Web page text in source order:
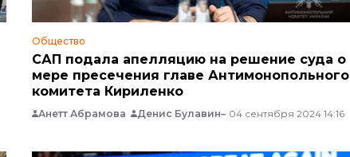
Общество
САП подала апелляцию на решение суда о
мере пресечения главе Антимонопольного
комитета Кириленко
Анетт Абрамова Денис Булавин 04 сентября 2024 14:16